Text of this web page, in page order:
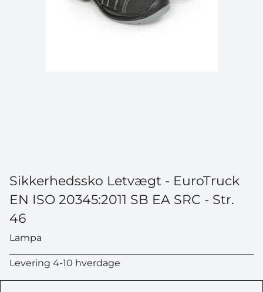
Sikkerhedssko Letvægt - EuroTruck
EN ISO 20345:2011 SB EA SRC - Str.
46
Lampa
Levering 4-10 hverdage